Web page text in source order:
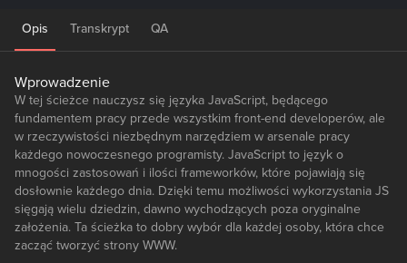
Opis Transkrypt QA
Wprowadzenie
W tej ścieżce nauczysz się języka JavaScript, będącego
fundamentem pracy przede wszystkim front-end developerów, ale
w rzeczywistości niezbędnym narzędziem w arsenale pracy
każdego nowoczesnego programisty. JavaScript to język o
mnogości zastosowań i ilości frameworków, które pojawiają się
dosłownie każdego dnia. Dzięki temu możliwości wykorzystania JS
sięgają wielu dziedzin, dawno wychodzących poza oryginalne
założenia. Ta ścieżka to dobry wybór dla każdej osoby, która chce
zacząć tworzyć strony WWW.